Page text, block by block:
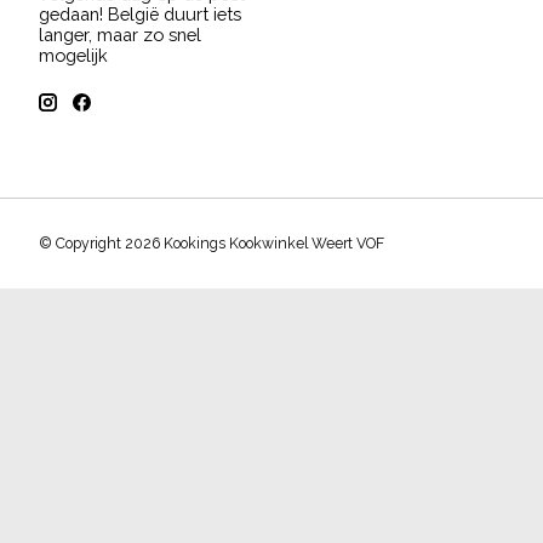
gedaan! België duurt iets
langer, maar zo snel
mogelijk
© Copyright 2026 Kookings Kookwinkel Weert VOF